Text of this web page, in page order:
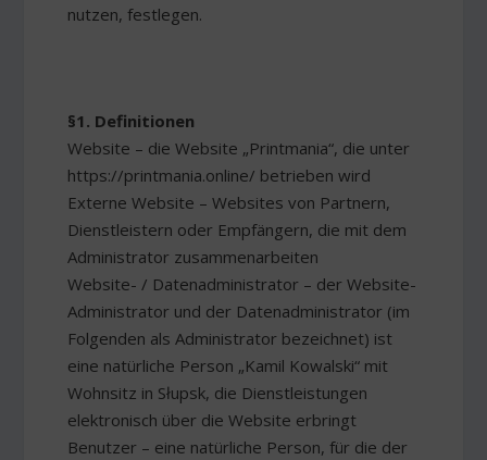
nutzen, festlegen.
§1. Definitionen
Website – die Website „Printmania“, die unter
https://printmania.online/ betrieben wird
Externe Website – Websites von Partnern,
Dienstleistern oder Empfängern, die mit dem
Administrator zusammenarbeiten
Website- / Datenadministrator – der Website-
Administrator und der Datenadministrator (im
Folgenden als Administrator bezeichnet) ist
eine natürliche Person „Kamil Kowalski“ mit
Wohnsitz in Słupsk, die Dienstleistungen
elektronisch über die Website erbringt
Benutzer – eine natürliche Person, für die der